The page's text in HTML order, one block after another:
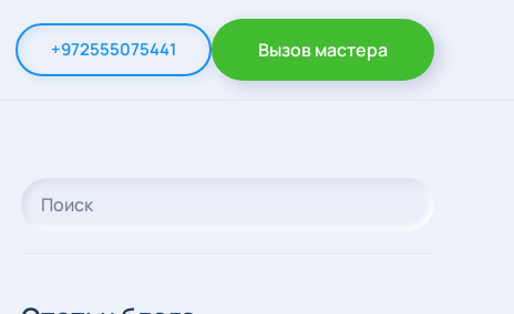
+972555075441 Вызов мастера